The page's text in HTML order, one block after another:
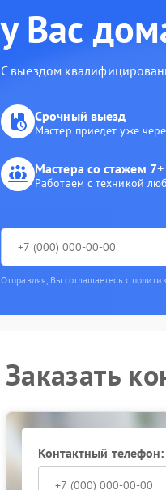
у Вас
С выездом
Срочный выезд
Мастер приедет уже
Мастера со стажем 7+
Работаем с техникой
Отправляя, Вы соглашаетесь с
Заказать
Контактный телефон: